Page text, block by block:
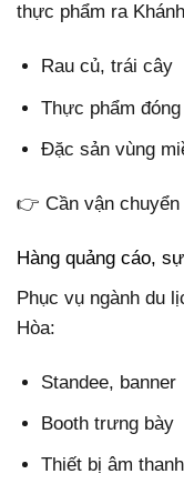
thực phẩm ra
Rau củ, trái cây
Thực phẩm đóng
Đặc sản vùng
👉 Cần vận
Hàng quảng cáo,
Phục vụ ngành du
Hòa:
Standee, banner
Booth trưng bày
Thiết bị âm